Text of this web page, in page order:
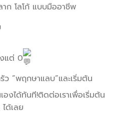
ก โลโก้ แบบมืออาชีพ
แต่ 0
“พฤกษาแลบ”และเริ่มต้น
งได้ทันที!ติดต่อเราเพื่อเริ่มต้น
ด้เลย